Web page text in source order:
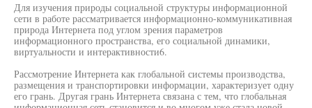
Для изучения природы социальной структуры информационной
сети в работе рассматривается информационно-коммуникативная
природа Интернета под углом зрения параметров
информационного пространства, его социальной динамики,
виртуальности и интерактивности6.
Рассмотрение Интернета как глобальной системы производства,
размещения и транспортировки информации, характеризует одну
его грань. Другая грань Интернета связана с тем, что глобальная